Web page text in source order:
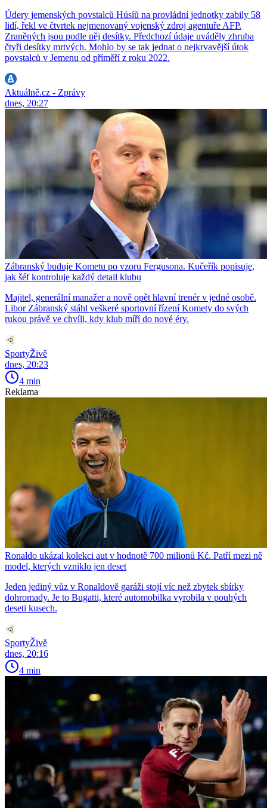
Údery jemenských povstalců Húsíů na provládní jednotky zabily 58
lidí, řekl ve čtvrtek nejmenovaný vojenský zdroj agentuře AFP.
Zraněných jsou podle něj desítky. Předchozí údaje uváděly zhruba
čtyři desítky mrtvých. Mohlo by se tak jednat o nejkrvavější útok
povstalců v Jemenu od příměří z roku 2022.
Aktuálně.cz - Zprávy
dnes, 20:27
Zábranský buduje Kometu po vzoru Fergusona. Kučeřík popisuje,
jak šéf kontroluje každý detail klubu
Majitel, generální manažer a nově opět hlavní trenér v jedné osobě.
Libor Zábranský stáhl veškeré sportovní řízení Komety do svých
rukou právě ve chvíli, kdy klub míří do nové éry.
SportyŽivě
dnes, 20:23
4 min
Reklama
Ronaldo ukázal kolekci aut v hodnotě 700 milionů Kč. Patří mezi ně
model, kterých vzniklo jen deset
Jeden jediný vůz v Ronaldově garáži stojí víc než zbytek sbírky
dohromady. Je to Bugatti, které automobilka vyrobila v pouhých
deseti kusech.
SportyŽivě
dnes, 20:16
4 min